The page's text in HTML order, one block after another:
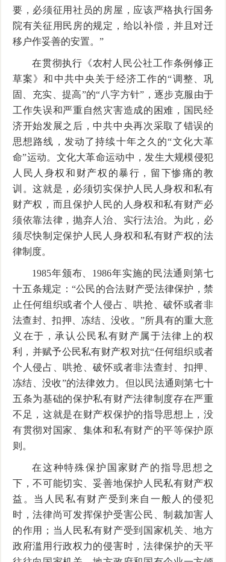
要，必须征用社员的房屋，应该严格执行国务
院有关征用民房的规定，给以补偿，并且对迁
移户作妥善的安置。”
在贯彻执行《农村人民公社工作条例修正
草案》和中共中央关于经济工作的“调整、巩
固、充实、提高”的“八字方针”，逐步克服由于
工作失误和严重自然灾害造成的困难，国民经
济开始发展之后，中共中央再次采取了错误的
思想路线，发动了持续十年之久的“文化大革
命”运动。文化大革命运动中，发生大规模侵犯
人民人身权和财产权的暴行，留下惨痛的教
训。这就是，必须切实保护人民人身权和私有
财产权，而且保护人民的人身权和私有财产必
须依靠法律，抛弃人治、实行法治。为此，必
须尽快制定保护人民人身权和私有财产权的法
律制度。
1985年颁布、1986年实施的民法通则第七
十五条规定：“公民的合法财产受法律保护，禁
止任何组织或者个人侵占、哄抢、破怀或者非
法查封、扣押、冻结、没收。”所具有的重大意
义在于，承认公民私有财产属于法律上的权
利，并赋予公民私有财产权对抗“任何组织或者
个人侵占、哄抢、破怀或者非法查封、扣押、
冻结、没收”的法律效力。但以民法通则第七十
五条为基础的保护私有财产法律制度存在严重
不足，这就是在财产权保护的指导思想上，没
有贯彻对国家、集体和私有财产的平等保护原
则。
在这种特殊保护国家财产的指导思想之
下，不可能切实、妥善地保护人民私有财产权
益。当人民私有财产受到来自一般人的侵犯
时，法律尚可发挥保护受害公民、制裁加害人
的作用；当人民私有财产受到国家机关、地方
政府滥用行政权力的侵害时，法律保护的天平